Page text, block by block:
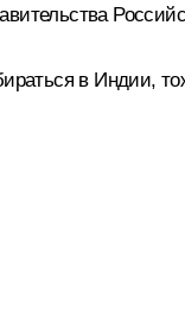
в Индии,